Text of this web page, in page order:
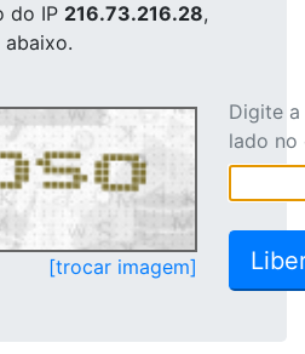
do IP 216.73.216.28,
[trocar imagem]
Digite
lado no